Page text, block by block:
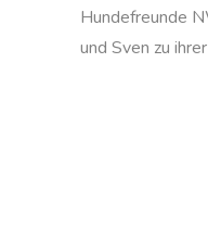
Hundefreunde
und Sven zu